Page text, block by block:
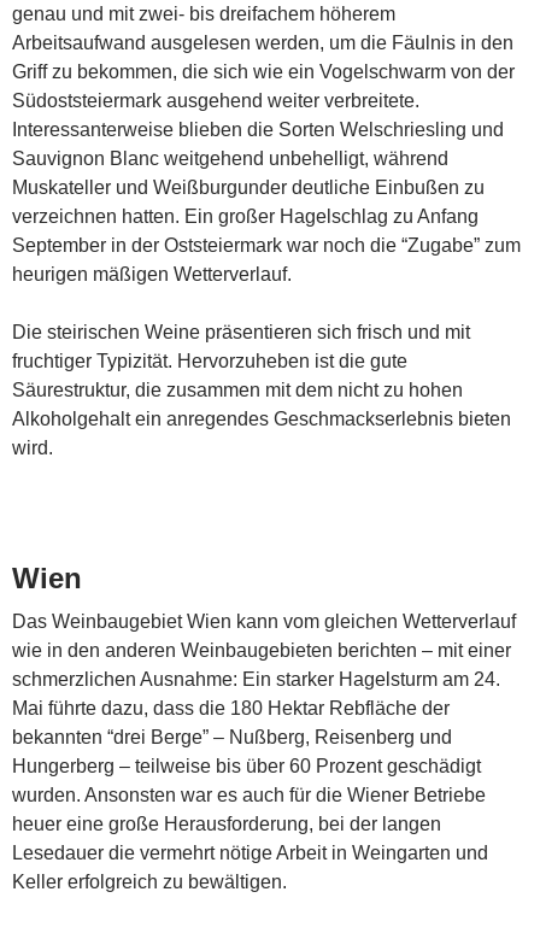
genau und mit zwei- bis dreifachem höherem
Arbeitsaufwand ausgelesen werden, um die Fäulnis in den
Griff zu bekommen, die sich wie ein Vogelschwarm von der
Südoststeiermark ausgehend weiter verbreitete.
Interessanterweise blieben die Sorten Welschriesling und
Sauvignon Blanc weitgehend unbehelligt, während
Muskateller und Weißburgunder deutliche Einbußen zu
verzeichnen hatten. Ein großer Hagelschlag zu Anfang
September in der Oststeiermark war noch die “Zugabe” zum
heurigen mäßigen Wetterverlauf.
Die steirischen Weine präsentieren sich frisch und mit
fruchtiger Typizität. Hervorzuheben ist die gute
Säurestruktur, die zusammen mit dem nicht zu hohen
Alkoholgehalt ein anregendes Geschmackserlebnis bieten
wird.
Wien
Das Weinbaugebiet Wien kann vom gleichen Wetterverlauf
wie in den anderen Weinbaugebieten berichten – mit einer
schmerzlichen Ausnahme: Ein starker Hagelsturm am 24.
Mai führte dazu, dass die 180 Hektar Rebfläche der
bekannten “drei Berge” – Nußberg, Reisenberg und
Hungerberg – teilweise bis über 60 Prozent geschädigt
wurden. Ansonsten war es auch für die Wiener Betriebe
heuer eine große Herausforderung, bei der langen
Lesedauer die vermehrt nötige Arbeit in Weingarten und
Keller erfolgreich zu bewältigen.